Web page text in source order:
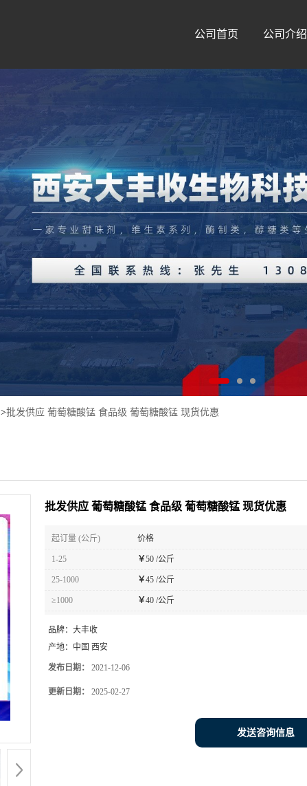
公司首页 公司介绍
>批发供应 葡萄糖酸锰 食品级 葡萄糖酸锰 现货优惠
批发供应 葡萄糖酸锰 食品级 葡萄糖酸锰 现货优惠
起订量 (公斤) 价格
1-25 ￥50 /公斤
25-1000 ￥45 /公斤
≥1000 ￥40 /公斤
品牌： 大丰收
产地： 中国 西安
发布日期： 2021-12-06
更新日期： 2025-02-27
发送咨询信息